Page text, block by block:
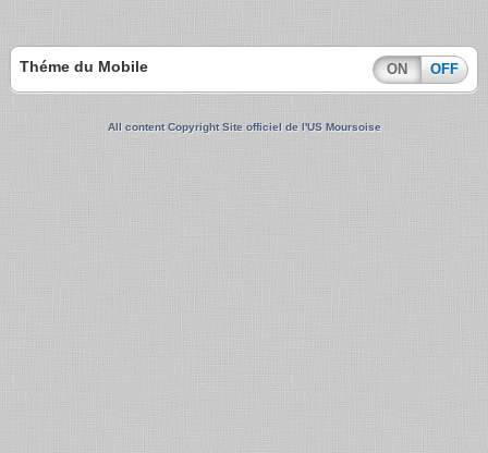
Théme du Mobile ON OFF
All content Copyright Site officiel de l'US Moursoise